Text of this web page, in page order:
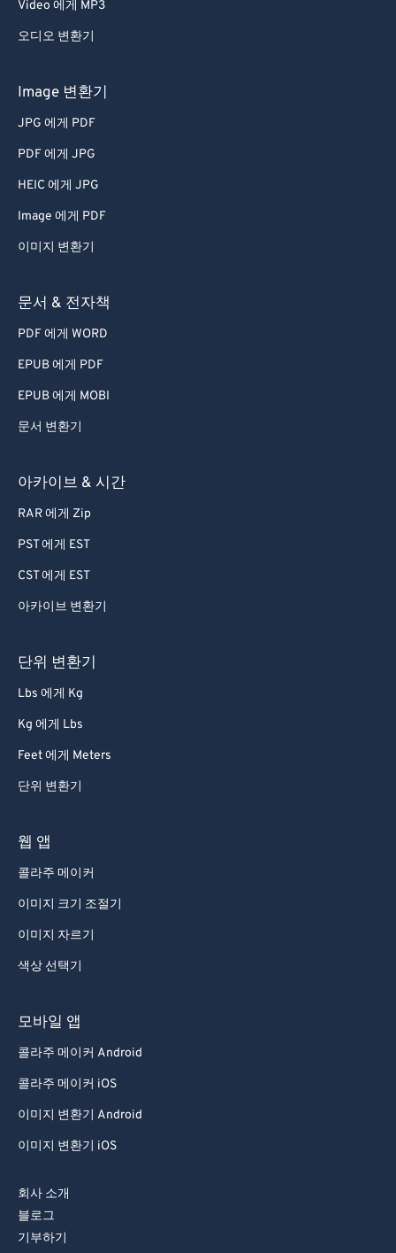
Video 에게 MP3
오디오 변환기
Image 변환기
JPG 에게 PDF
PDF 에게 JPG
HEIC 에게 JPG
Image 에게 PDF
이미지 변환기
문서 & 전자책
PDF 에게 WORD
EPUB 에게 PDF
EPUB 에게 MOBI
문서 변환기
아카이브 & 시간
RAR 에게 Zip
PST 에게 EST
CST 에게 EST
아카이브 변환기
단위 변환기
Lbs 에게 Kg
Kg 에게 Lbs
Feet 에게 Meters
단위 변환기
웹 앱
콜라주 메이커
이미지 크기 조절기
이미지 자르기
색상 선택기
모바일 앱
콜라주 메이커 Android
콜라주 메이커 iOS
이미지 변환기 Android
이미지 변환기 iOS
회사 소개
블로그
기부하기